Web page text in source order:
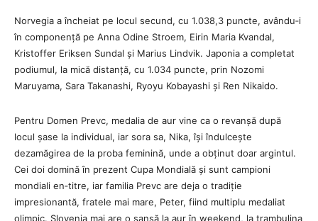
Norvegia a încheiat pe locul secund, cu 1.038,3 puncte, avându‑i
în componență pe Anna Odine Stroem, Eirin Maria Kvandal,
Kristoffer Eriksen Sundal și Marius Lindvik. Japonia a completat
podiumul, la mică distanță, cu 1.034 puncte, prin Nozomi
Maruyama, Sara Takanashi, Ryoyu Kobayashi și Ren Nikaido.
Pentru Domen Prevc, medalia de aur vine ca o revanșă după
locul șase la individual, iar sora sa, Nika, își îndulcește
dezamăgirea de la proba feminină, unde a obținut doar argintul.
Cei doi domină în prezent Cupa Mondială și sunt campioni
mondiali en‑titre, iar familia Prevc are deja o tradiție
impresionantă, fratele mai mare, Peter, fiind multiplu medaliat
olimpic. Slovenia mai are o șansă la aur în weekend, la trambulina